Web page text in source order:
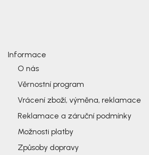
Informace
O nás
Věrnostní program
Vrácení zboží, výměna, reklamace
Reklamace a záruční podmínky
Možnosti platby
Způsoby dopravy